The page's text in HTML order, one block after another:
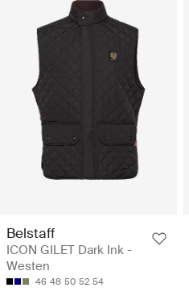
Belstaff
ICON GILET Dark Ink -
Westen
46 48 50 52 54